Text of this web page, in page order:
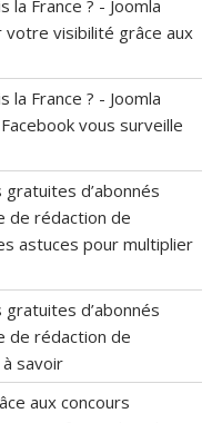
la France ? - Joomla
visibilité grâce aux
la France ? - Joomla
vous surveille
d’abonnés
de rédaction de
astuces pour multiplier
d’abonnés
de rédaction de
savoir
aux concours